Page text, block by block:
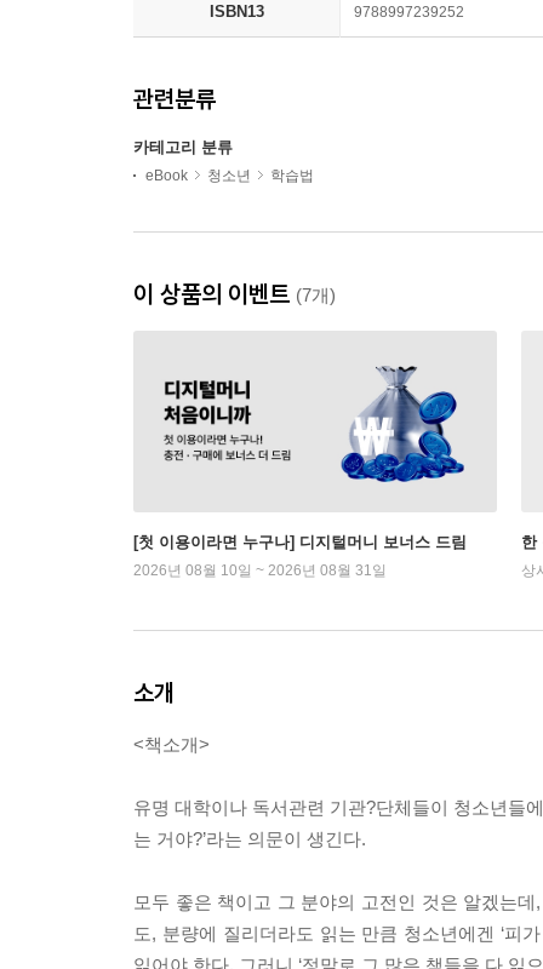
ISBN13 9788997239252
관련분류
카테고리 분류
eBook 청소년 학습법
이 상품의 이벤트 (7개)
[첫 이용이라면 누구나] 디지털머니 보너스 드림
2026년 08월 10일 ~ 2026년 08월 31일
한
상
소개
<책소개>
유명 대학이나 독서관련 기관?단체들이 청소년들
는 거야?’라는 의문이 생긴다.
모두 좋은 책이고 그 분야의 고전인 것은 알겠는
도, 분량에 질리더라도 읽는 만큼 청소년에겐 ‘피
읽어야 한다. 그러니 ‘정말로 그 많은 책들을 다 읽